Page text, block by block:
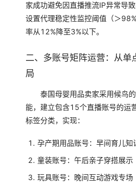
家成功避免因直播推流IP异常导
设置代理稳定性监控阈值（＞
率从12%降至3%以下。
二、多账号矩阵运营：从单
局
泰国母婴用品卖家采用候鸟
能，建立包含15个直播账号的运
标签分类，实现：
孕产期用品账号：早间育儿知
童装账号：午后亲子穿搭展示
玩具账号：晚间互动游戏专场